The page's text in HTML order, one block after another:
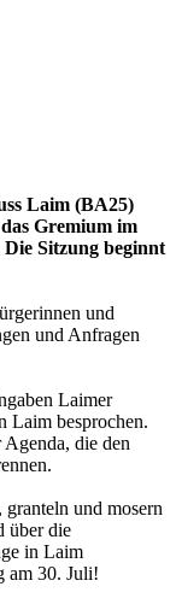
Laim (BA25)
Gremium im
Sitzung beginnt
und
und Anfragen
Laimer
Laim besprochen.
die den
und mosern
über die
in Laim
am 30. Juli!